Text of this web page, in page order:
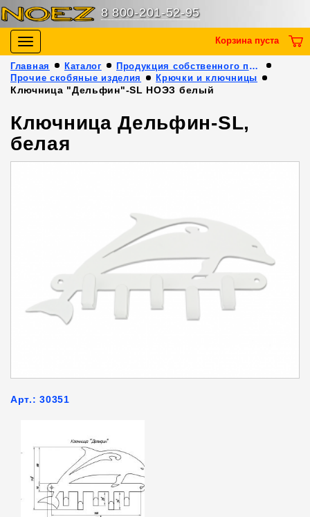
8 800-201-52-95
Toggle
navigation
Корзина пуста
Главная Каталог
Продукция собственного производства
Прочие скобяные изделия
Крючки и ключницы
Ключница "Дельфин"-SL НОЭЗ белый
Ключница Дельфин-SL,
белая
Арт.: 30351